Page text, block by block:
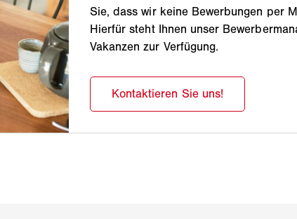
Sie, dass wir keine Bewerbungen per
Hierfür steht Ihnen unser
Vakanzen zur Verfügung.